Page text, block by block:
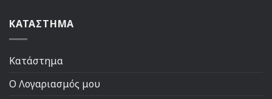
ΚΑΤΑΣΤΗΜΑ
Κατάστημα
Ο Λογαριασμός μου